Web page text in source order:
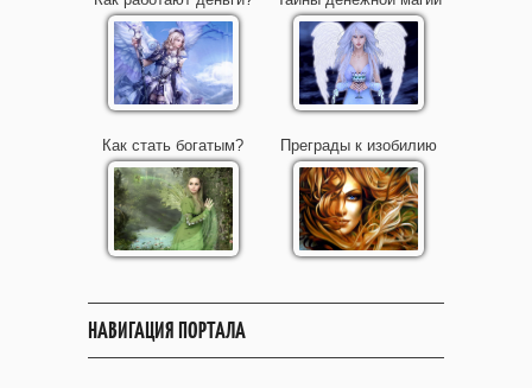
Как стать богатым? Преграды к изобилию
НАВИГАЦИЯ ПОРТАЛА